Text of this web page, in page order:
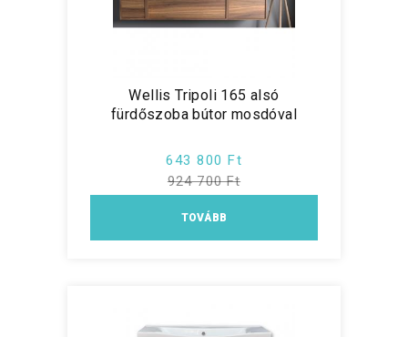
Wellis Tripoli 165 alsó
fürdőszoba bútor mosdóval
643 800 Ft
924 700 Ft
TOVÁBB